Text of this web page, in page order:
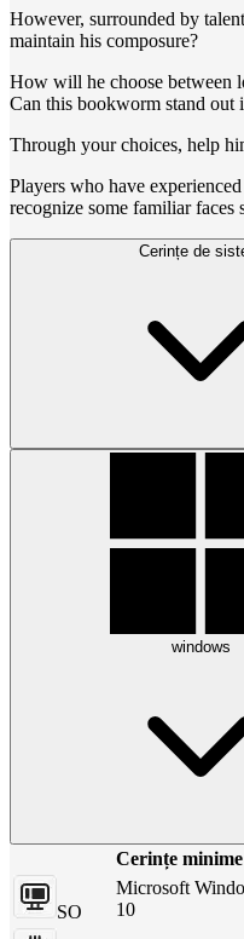
However, surrounded by
maintain his composure?
How will he choose between
Can this bookworm stand out
Through your choices, help
Players who have
recognize some familiar faces
Cerințe de
windows
Cerințe minime
SO
Microsoft
10